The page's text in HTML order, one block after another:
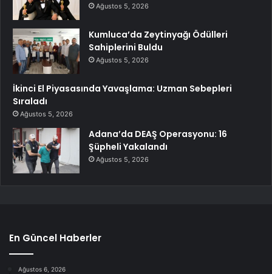
Ağustos 5, 2026
Kumluca’da Zeytinyağı Ödülleri
Sahiplerini Buldu
Ağustos 5, 2026
İkinci El Piyasasında Yavaşlama: Uzman Sebepleri
Sıraladı
Ağustos 5, 2026
Adana’da DEAŞ Operasyonu: 16
Şüpheli Yakalandı
Ağustos 5, 2026
En Güncel Haberler
Ağustos 6, 2026